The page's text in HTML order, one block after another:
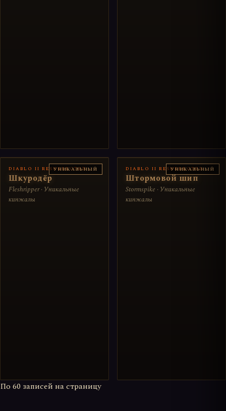
УНИКАЛЬНЫЙ
DIABLO II RESURRECTED
Шкуродёр
Fleshripper · Уникальные
кинжалы
УНИКАЛЬНЫЙ
DIABLO II RESURRECTED
Штормовой шип
Stormspike · Уникальные
кинжалы
По 60 записей на страницу